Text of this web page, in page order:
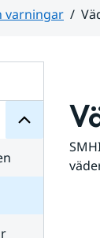
varningar
för